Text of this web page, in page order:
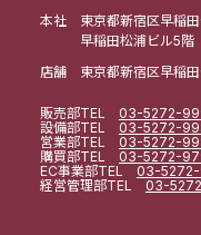
本社 東京都新宿区早稲田
早稲田松浦ビル5階
店舗 東京都新宿区早稲
販売部TEL 03-5272-
設備部TEL 03-5272-
営業部TEL 03-5272-
購買部TEL 03-5272-
EC事業部TEL 03-
経営管理部TEL 03-